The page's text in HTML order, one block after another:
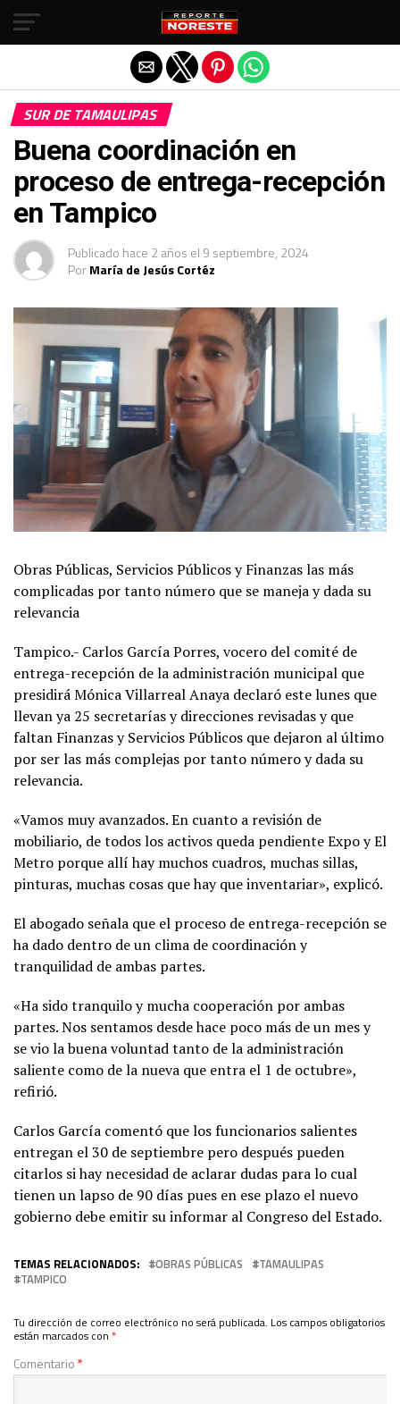
SUR DE TAMAULIPAS
Buena coordinación en
proceso de entrega-recepción
en Tampico
Publicado hace 2 años el 9 septiembre, 2024
PorMaría de Jesús Cortéz
Obras Públicas, Servicios Públicos y Finanzas las más
complicadas por tanto número que se maneja y dada su
relevancia
Tampico.- Carlos García Porres, vocero del comité de
entrega-recepción de la administración municipal que
presidirá Mónica Villarreal Anaya declaró este lunes que
llevan ya 25 secretarías y direcciones revisadas y que
faltan Finanzas y Servicios Públicos que dejaron al último
por ser las más complejas por tanto número y dada su
relevancia.
«Vamos muy avanzados. En cuanto a revisión de
mobiliario, de todos los activos queda pendiente Expo y El
Metro porque allí hay muchos cuadros, muchas sillas,
pinturas, muchas cosas que hay que inventariar», explicó.
El abogado señala que el proceso de entrega-recepción se
ha dado dentro de un clima de coordinación y
tranquilidad de ambas partes.
«Ha sido tranquilo y mucha cooperación por ambas
partes. Nos sentamos desde hace poco más de un mes y
se vio la buena voluntad tanto de la administración
saliente como de la nueva que entra el 1 de octubre»,
refirió.
Carlos García comentó que los funcionarios salientes
entregan el 30 de septiembre pero después pueden
citarlos si hay necesidad de aclarar dudas para lo cual
tienen un lapso de 90 días pues en ese plazo el nuevo
gobierno debe emitir su informar al Congreso del Estado.
TEMAS RELACIONADOS: OBRAS PÚBLICAS
TAMAULIPAS
TAMPICO
Tu dirección de correo electrónico no será publicada. Los campos obligatorios
están marcados con *
Comentario*
Salir de la versión móvil